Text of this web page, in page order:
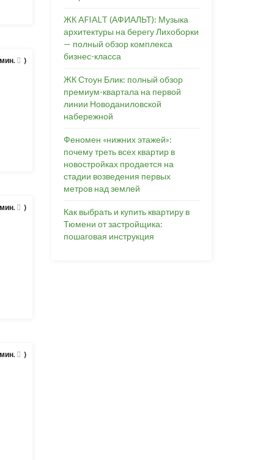
)
)
)
ЖК AFIALT (АФИАЛЬТ): Музыка
архитектуры на берегу Лихоборки
— полный обзор комплекса
бизнес-класса
ЖК Стоун Блик: полный обзор
премиум-квартала на первой
линии Новоданиловской
набережной
Феномен «нижних этажей»:
почему треть всех квартир в
новостройках продается на
стадии возведения первых
метров над землей
Как выбрать и купить квартиру в
Тюмени от застройщика:
пошаговая инструкция